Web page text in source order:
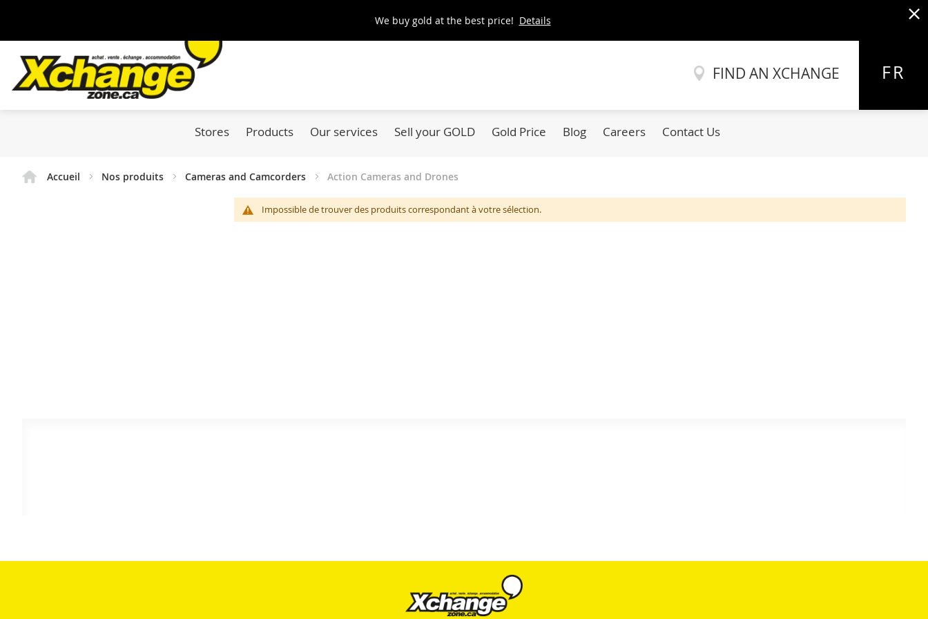
We buy gold at the best price! Details
FIND AN XCHANGE
contenu
FR
Stores Products Our services Sell your GOLD Gold Price Blog Careers Contact Us
Accueil Nos produits Cameras and Camcorders Action Cameras and Drones
Impossible de trouver des produits correspondant à votre sélection.